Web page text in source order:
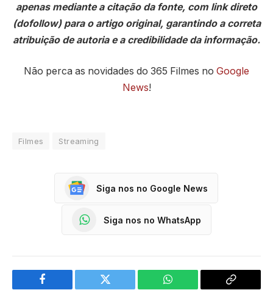
apenas mediante a citação da fonte, com link direto
(dofollow) para o artigo original, garantindo a correta
atribuição de autoria e a credibilidade da informação.
Não perca as novidades do 365 Filmes no Google
News!
Filmes Streaming
Siga nos no Google News
Siga nos no WhatsApp